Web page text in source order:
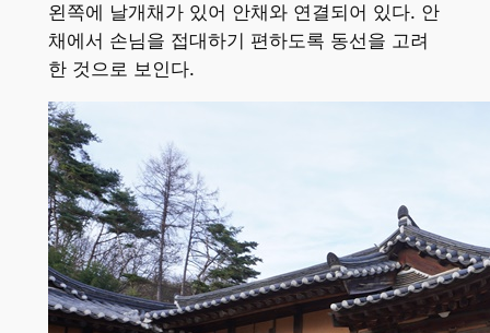
왼쪽에 날개채가 있어 안채와 연결되어 있다. 안
채에서 손님을 접대하기 편하도록 동선을 고려
한 것으로 보인다.